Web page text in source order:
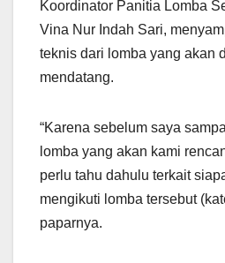
Koordinator Panitia Lomba
Vina Nur Indah Sari,
teknis dari lomba yang akan
mendatang.
“Karena sebelum saya
lomba yang akan kami
perlu tahu dahulu terkait
mengikuti lomba tersebut
paparnya.